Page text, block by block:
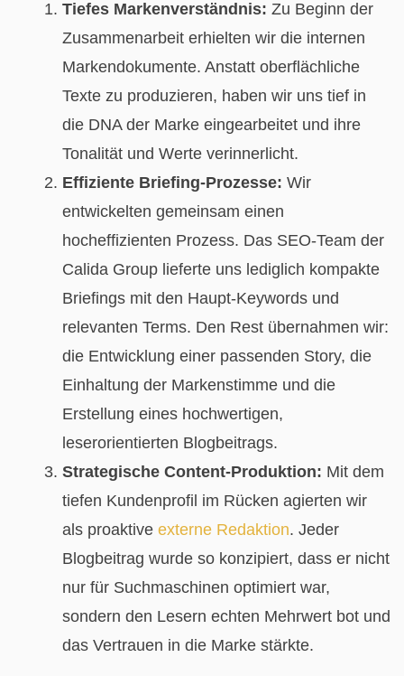
Tiefes Markenverständnis: Zu Beginn der
Zusammenarbeit erhielten wir die internen
Markendokumente. Anstatt oberflächliche
Texte zu produzieren, haben wir uns tief in
die DNA der Marke eingearbeitet und ihre
Tonalität und Werte verinnerlicht.
Effiziente Briefing-Prozesse: Wir
entwickelten gemeinsam einen
hocheffizienten Prozess. Das SEO-Team der
Calida Group lieferte uns lediglich kompakte
Briefings mit den Haupt-Keywords und
relevanten Terms. Den Rest übernahmen wir:
die Entwicklung einer passenden Story, die
Einhaltung der Markenstimme und die
Erstellung eines hochwertigen,
leserorientierten Blogbeitrags.
Strategische Content-Produktion: Mit dem
tiefen Kundenprofil im Rücken agierten wir
als proaktive externe Redaktion. Jeder
Blogbeitrag wurde so konzipiert, dass er nicht
nur für Suchmaschinen optimiert war,
sondern den Lesern echten Mehrwert bot und
das Vertrauen in die Marke stärkte.